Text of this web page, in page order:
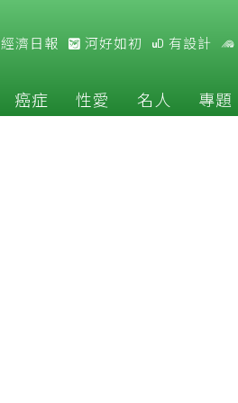
經濟日報 河好如初 有設計
癌症 性愛 名人 專題